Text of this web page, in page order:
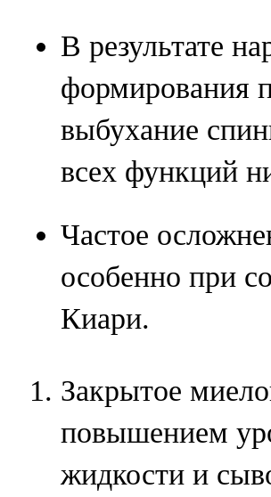
В результате
формирования
выбухание
всех функций
Частое
особенно при
Киари.
Закрытое
повышением
жидкости и